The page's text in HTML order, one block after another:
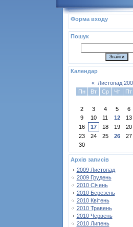
Форма входу
Пошук
Календар
« Листопад
Пн
Вт Ср Чт Пт
2
3 4 5 6
9
10 11 12 13
16
17 18 19 20
23
24 25 26 27
30
Архів записів
2009 Листопад
2009 Грудень
2010 Січень
2010 Березень
2010 Квітень
2010 Травень
2010 Червень
2010 Липень